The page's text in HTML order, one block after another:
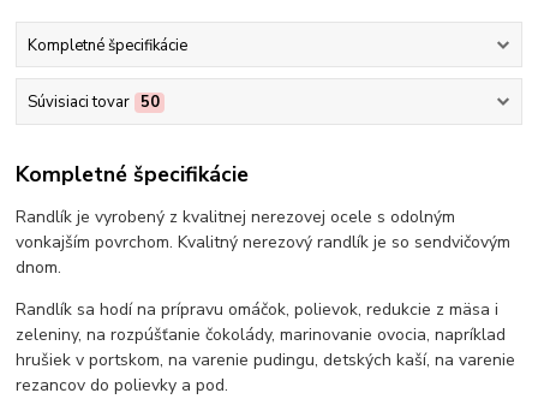
Kompletné špecifikácie
Súvisiaci tovar 50
Kompletné špecifikácie
Randlík je vyrobený z kvalitnej nerezovej ocele s odolným
vonkajším povrchom. Kvalitný nerezový randlík je so sendvičovým
dnom.
Randlík sa hodí na prípravu omáčok, polievok, redukcie z mäsa i
zeleniny, na rozpúšťanie čokolády, marinovanie ovocia, napríklad
hrušiek v portskom, na varenie pudingu, detských kaší, na varenie
rezancov do polievky a pod.